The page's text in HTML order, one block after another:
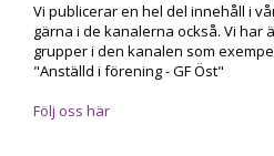
Vi publicerar en hel del innehåll i
gärna i de kanalerna också. Vi har
grupper i den kanalen som
"Anställd i förening - GF Öst"
Följ oss här